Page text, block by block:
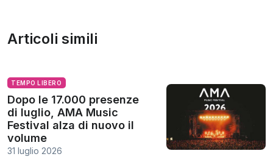
Articoli simili
TEMPO LIBERO
Dopo le 17.000 presenze
di luglio, AMA Music
Festival alza di nuovo il
volume
31 luglio 2026